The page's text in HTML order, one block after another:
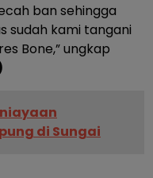
ban sehingga
sudah kami tangani
Bone,” ungkap
di Sungai